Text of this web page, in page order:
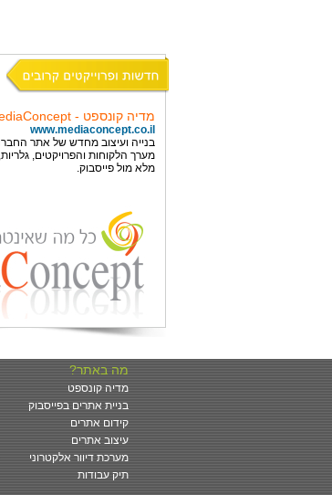
?מה באתר
מדיה קונספט
בניית אתרים בפייסבוק
קידום אתרים
עיצוב אתרים
מערכת דיוור אלקטרוני
תיק עבודות